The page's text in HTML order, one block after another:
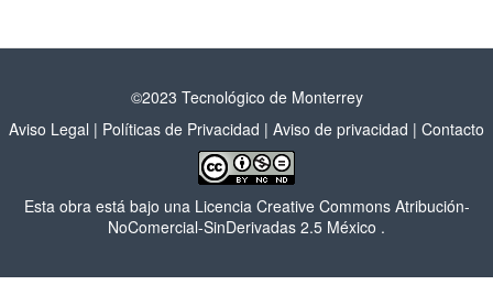
©2023 Tecnológico de Monterrey
Aviso Legal | Políticas de Privacidad | Aviso de privacidad | Contacto
Esta obra está bajo una Licencia Creative Commons Atribución-
NoComercial-SinDerivadas 2.5 México .